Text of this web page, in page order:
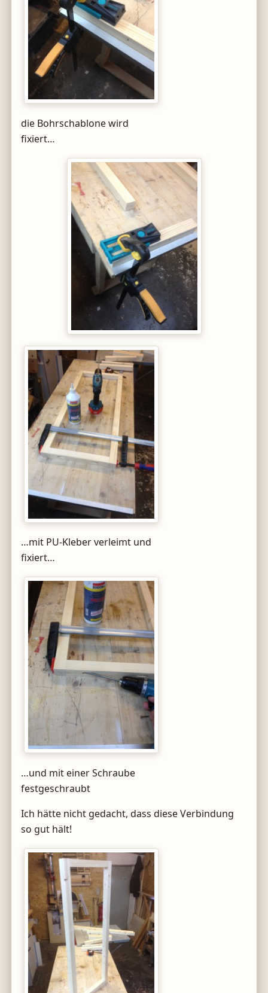
die Bohrschablone wird
fixiert…
…mit PU-Kleber verleimt und
fixiert…
…und mit einer Schraube
festgeschraubt
Ich hätte nicht gedacht, dass diese Verbindung
so gut hält!